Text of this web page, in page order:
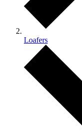
Loafers